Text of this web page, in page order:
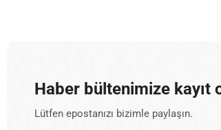
Haber bültenimize kayıt
Lütfen epostanızı bizimle paylaşın.